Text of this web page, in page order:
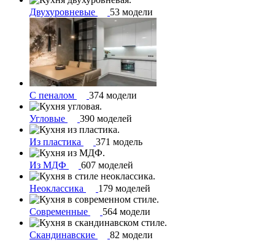
Двухуровневые 53 модели
С пеналом 374 модели
Угловые 390 моделей
Из пластика 371 модель
Из МДФ 607 моделей
Неоклассика 179 моделей
Современные 564 модели
Скандинавские
82 модели